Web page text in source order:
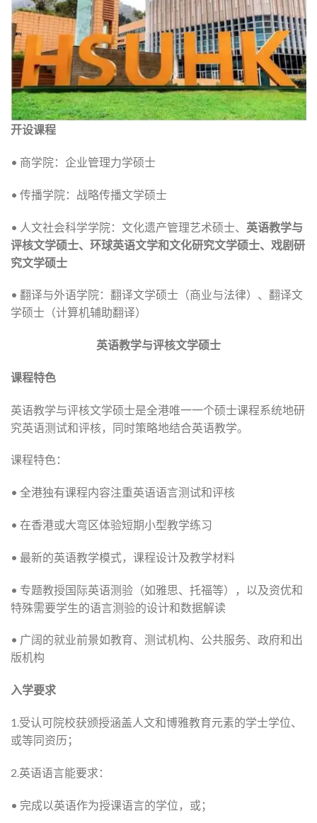
开设课程
• 商学院：企业管理力学硕士
• 传播学院：战略传播文学硕士
• 人文社会科学学院：文化遗产管理艺术硕士、 英语教学与
评核文学硕士、环球英语文学和文化研究文学硕士、戏剧研
究文学硕士
• 翻译与外语学院：翻译文学硕士（商业与法律）、翻译文
学硕士（计算机辅助翻译）
英语教学与评核文学硕士
课程特色
英语教学与评核文学硕士是全港唯一一个硕士课程系统地研
究英语测试和评核，同时策略地结合英语教学。
课程特色：
• 全港独有课程内容注重英语语言测试和评核
• 在香港或大弯区体验短期小型教学练习
• 最新的英语教学模式，课程设计及教学材料
• 专题教授国际英语测验（如雅思、托福等），以及资优和
特殊需要学生的语言测验的设计和数据解读
• 广阔的就业前景如教育、测试机构、公共服务、政府和出
版机构
入学要求
1.受认可院校获颁授涵盖人文和博雅教育元素的学士学位、
或等同资历；
2.英语语言能要求：
• 完成以英语作为授课语言的学位，或；